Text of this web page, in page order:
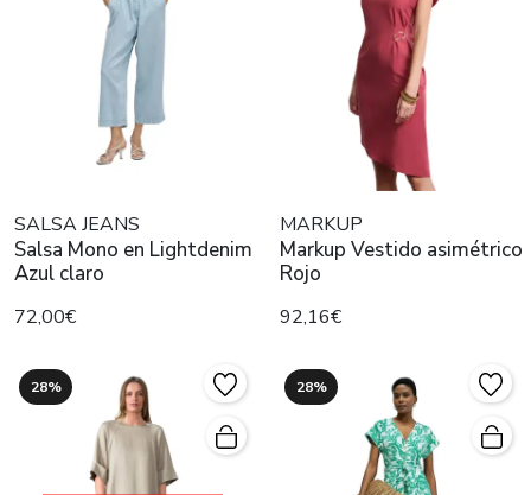
SALSA JEANS
Salsa Mono en Lightdenim
Azul claro
72,00€
MARKUP
Markup Vestido asimétrico
Rojo
92,16€
28% 28%